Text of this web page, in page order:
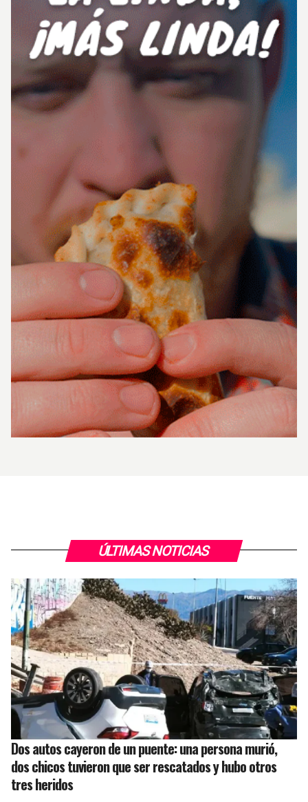
ÚLTIMAS NOTICIAS
Dos autos cayeron de un puente: una persona murió,
dos chicos tuvieron que ser rescatados y hubo otros
tres heridos